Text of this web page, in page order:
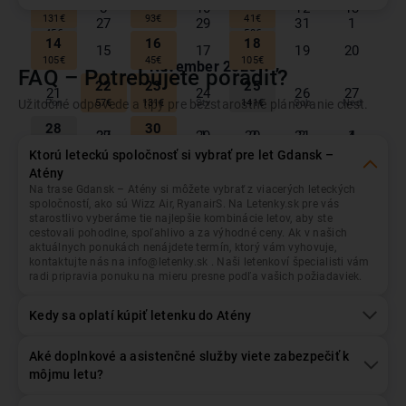
26
45 €
27 28 29 30
50 €
31 1
November2026
Pon Uto Str Štv Pia Sob Ned
26 27 28 29 30 31 1
2
62€ 67 €
9
41€
10 11 12 13
50€
14
16
41€
17 18 19 20
57€
21 22
41€
24 25 26
67
45€
2 3 4
131 €
8
93€
10
41€
12 13
14
105€
15 16
45€
17 18
105€
19 20
21 22
57€
23
131€
24 25
141€
26 27
28 29 30 1 2 3 4
Pon Uto Str Štv Pia Sob
28 29 30 1 2
72 €
3
5 7 9
12 16
19 20
Spiatočná Jednosmerná Iný návrat
Gdansk Odlet z...
Atény Prílet do...
Dátum odletu Dátum návratu
Pasažieri
1Dospelý, Ekonomická
+/- 3 dni
FAQ – Potrebujete poradiť?
Užitočné odpovede a tipy pre bezstarostné plánovanie ciest.
Ktorú leteckú spoločnosť si vybrať pre let Gdansk –
Atény
Na trase Gdansk – Atény si môžete vybrať z viacerých leteckých
spoločností, ako sú Wizz Air, RyanairS. Na Letenky.sk pre vás
starostlivo vyberáme tie najlepšie kombinácie letov, aby ste
cestovali pohodlne, spoľahlivo a za výhodné ceny. Ak v našich
aktuálnych ponukách nenájdete termín, ktorý vám vyhovuje,
kontaktujte nás na info@letenky.sk . Naši letenkoví špecialisti vám
radi pripravia ponuku na mieru presne podľa vašich požiadaviek.
Kedy sa oplatí kúpiť letenku do Atény
Aké doplnkové a asistenčné služby viete zabezpečiť k
môjmu letu?